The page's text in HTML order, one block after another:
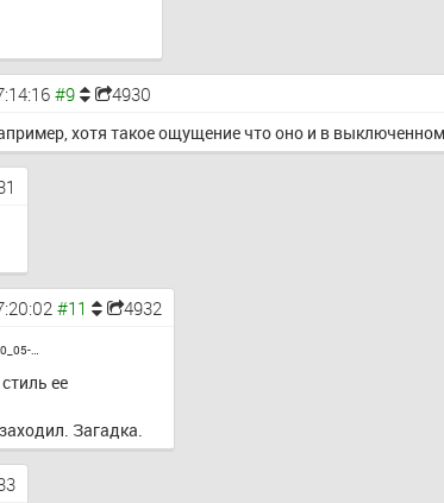
4930
хотя такое ощущение что оно и в
4932
…
ее
Загадка.